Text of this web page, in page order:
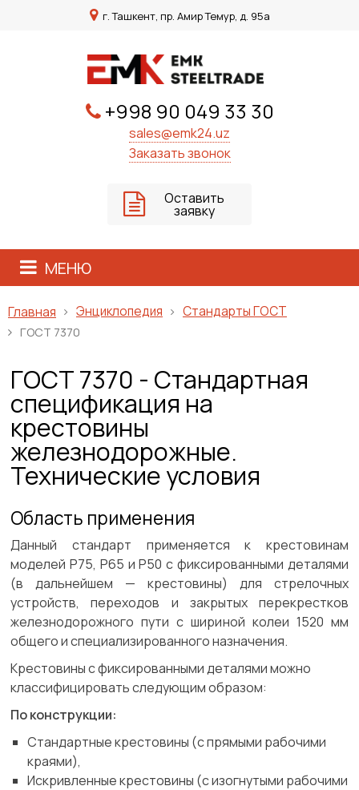
г. Ташкент, пр. Амир Темур, д. 95а
+998 90 049 33 30
sales@emk24.uz
Заказать звонок
Оставить
заявку
МЕНЮ
Главная Энциклопедия Стандарты ГОСТ
ГОСТ 7370
ГОСТ 7370 - Стандартная
спецификация на
крестовины
железнодорожные.
Технические условия
Область применения
Данный стандарт применяется к крестовинам
моделей Р75, Р65 и Р50 с фиксированными деталями
(в дальнейшем — крестовины) для стрелочных
устройств, переходов и закрытых перекрестков
железнодорожного пути с шириной колеи 1520 мм
общего и специализированного назначения.
Крестовины с фиксированными деталями можно
классифицировать следующим образом:
По конструкции:
Стандартные крестовины (с прямыми рабочими
краями),
Искривленные крестовины (с изогнутыми рабочими